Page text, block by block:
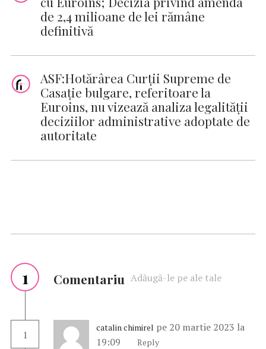
de 2,4 milioane de lei rămâne
definitivă
ASF:Hotărârea Curţii Supreme de
Casaţie bulgare, referitoare la
Euroins, nu vizează analiza legalităţii
deciziilor administrative adoptate de
autoritate
1 Comentariu Adăugă-le pe ale tale
1
catalin chimirel pe 20 martie 2023 la
19:09
Reply